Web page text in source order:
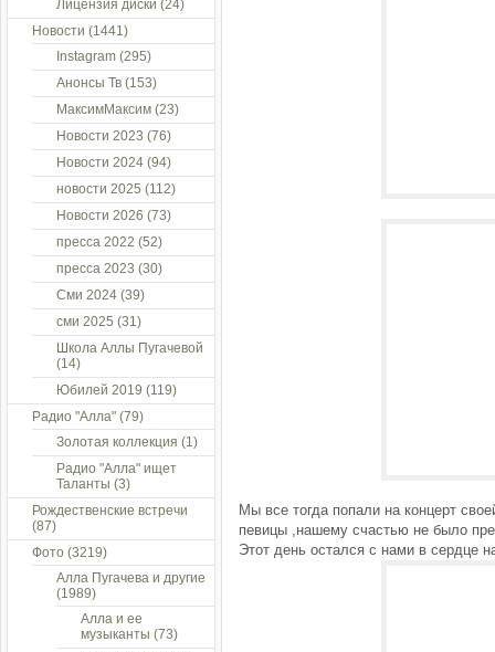
Мы все тогда попали на концерт
певицы ,нашему счастью не было
Этот день остался с нами в сердце
Лицензия диски (24)
Новости (1441)
Instagram (295)
Анонсы Тв (153)
МаксимМаксим (23)
Новости 2023 (76)
Новости 2024 (94)
новости 2025 (112)
Новости 2026 (73)
пресса 2022 (52)
пресса 2023 (30)
Сми 2024 (39)
сми 2025 (31)
Школа Аллы Пугачевой
(14)
Юбилей 2019 (119)
Радио "Алла" (79)
Золотая коллекция (1)
Радио "Алла" ищет
Таланты (3)
Рождественские встречи
(87)
Фото (3219)
Алла Пугачева и другие
(1989)
Алла и ее
музыканты (73)